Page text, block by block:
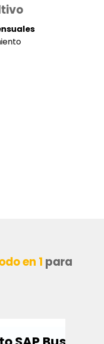
en 1 para